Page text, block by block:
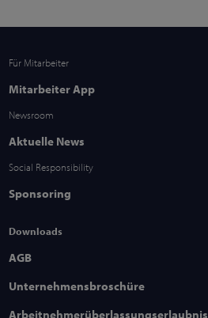
Für Mitarbeiter
Mitarbeiter App
Newsroom
Aktuelle News
Social Responsibility
Sponsoring
Downloads
AGB
Unternehmensbroschüre
Arbeitnehmerüberlassungserlaubnis